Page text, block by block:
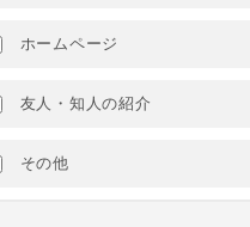
ホームページ
友人・知人の紹介
その他